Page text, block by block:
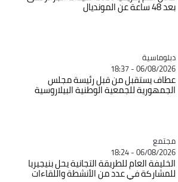
بعد 48 ساعة عن المونديال
Catégorie
دبلوماسية
06/08/2026 - 18:37
عطاف يستقبل من قبل رئيسة مجلس
الجمهورية للجمعية الوطنية البيلاروسية
Catégorie
مجتمع
06/08/2026 - 18:24
الخليفة العام للطريقة التجانية يحل بنيجيريا
للمشاركة في عدد من الأنشطة واللقاءات